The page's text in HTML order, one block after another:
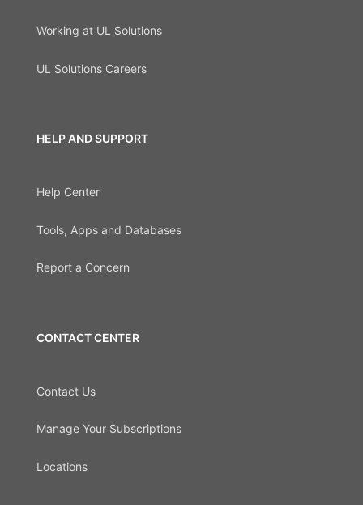
Working at UL Solutions
UL Solutions Careers
HELP AND SUPPORT
Help Center
Tools, Apps and Databases
Report a Concern
CONTACT CENTER
Contact Us
Manage Your Subscriptions
Locations